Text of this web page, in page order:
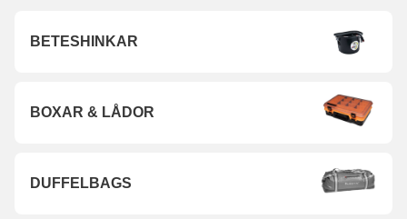
BETESHINKAR
BOXAR & LÅDOR
DUFFELBAGS